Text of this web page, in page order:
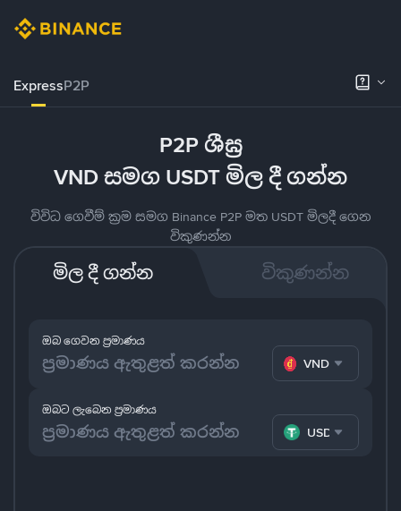
ExpressP2P
P2P ශීඝ්‍ර
VND සමග USDT මිල දී ගන්න
විවිධ ගෙවීම් ක්‍රම සමග Binance P2P මත USDT මිලදී ගෙන
විකුණන්න
මිල දී ගන්න විකුණන්න
ඔබ ගෙවන ප්‍රමාණය
VND
ඔබට ලැබෙන ප්‍රමාණය
USDT